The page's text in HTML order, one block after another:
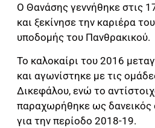
Ο Θανάσης γεννήθηκε στις
και ξεκίνησε την καριέρα
υποδομής του Πανθρακικού.
Το καλοκαίρι του 2016
και αγωνίστηκε με τις
Δικεφάλου, ενώ το
παραχωρήθηκε ως δανεικός
για την περίοδο 2018-19.